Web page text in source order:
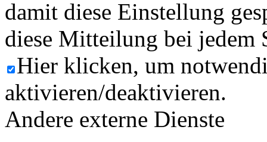
damit diese Einstellung
diese Mitteilung bei jedem
Hier klicken, um
aktivieren/deaktivieren.
Andere externe Dienste